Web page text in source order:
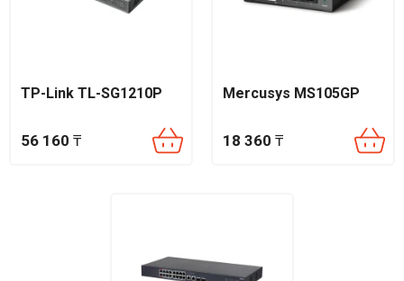
Поддержка Omada SDN: облачное управление,
Гостевой портал: Facebook Wi-Fi, SMS, ваучеры;
Множественные SSID: до 16 (по 8 на диапазон)
Защита: фильтрация MAC, изоляция клиентов,
TP-Link TL-SG1210P
56 160 ₸
Mercusys MS105GP
18 360 ₸